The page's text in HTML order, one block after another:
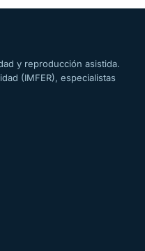
y reproducción asistida.
(IMFER), especialistas